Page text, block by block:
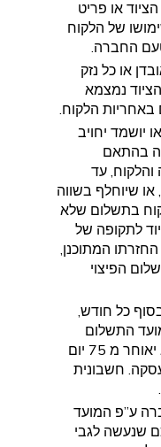
או פריט
של הלקוח
החברה.
או כל נזק
נמצמא
הלקוח.
יושמד יחויב
בהתאם
עד
או שיוחלף בשווה
בתשלום שלא
לתקופה של
החזרתו המתוכנן,
הפיצוי
כל חודש,
התשלום
כמופיע בהצעת המחיר ולא יאוחר מ 75 יום
חשבונית
ע”פ המועד
שנעשה לגבי